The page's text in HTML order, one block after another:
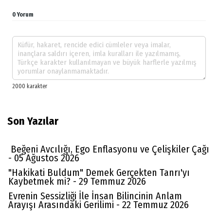
0 Yorum
Son Yazılar
Beğeni Avcılığı, Ego Enflasyonu ve Çelişkiler Çağı
- 05 Ağustos 2026
"Hakikati Buldum" Demek Gerçekten Tanrı'yı
Kaybetmek mi? - 29 Temmuz 2026
Evrenin Sessizliği İle İnsan Bilincinin Anlam
Arayışı Arasındaki Gerilimi - 22 Temmuz 2026